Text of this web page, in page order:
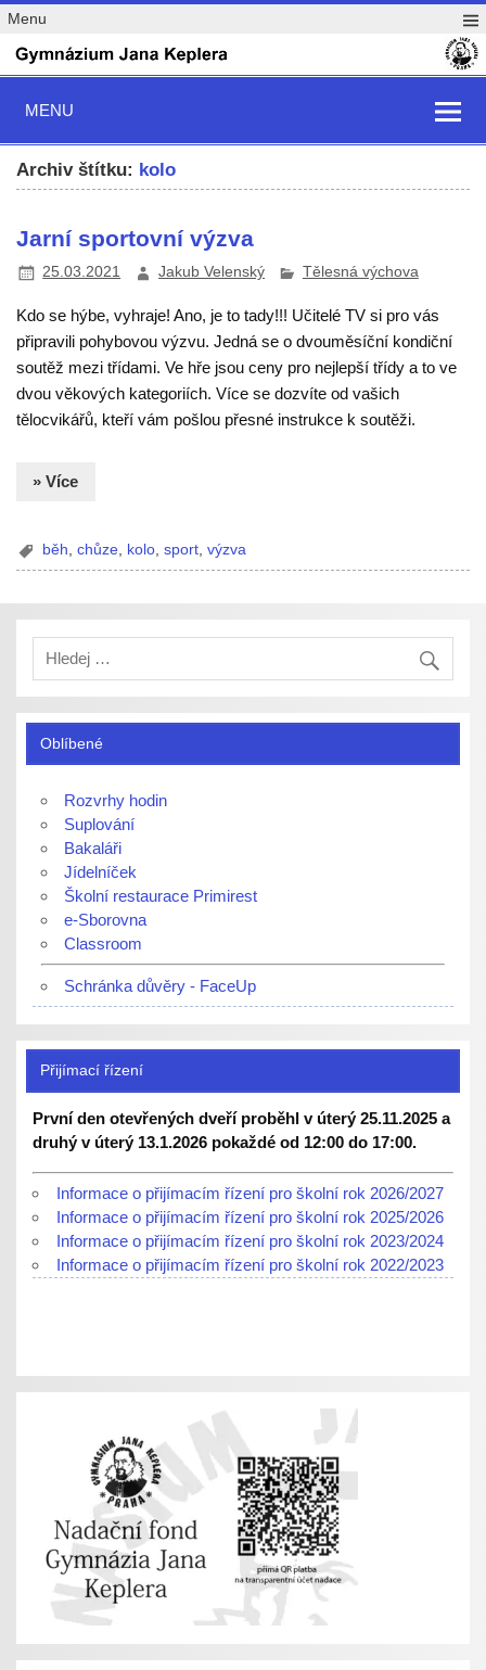
Menu
MENU
Archiv štítku: kolo
Jarní sportovní výzva
25.03.2021 Jakub Velenský Tělesná výchova
Kdo se hýbe, vyhraje! Ano, je to tady!!! Učitelé TV si pro vás
připravili pohybovou výzvu. Jedná se o dvouměsíční kondiční
soutěž mezi třídami. Ve hře jsou ceny pro nejlepší třídy a to ve
dvou věkových kategoriích. Více se dozvíte od vašich
tělocvikářů, kteří vám pošlou přesné instrukce k soutěži.
» Více
běh ,chůze kolo ,sport ,výzva
Oblíbené
Rozvrhy hodin
Suplování
Bakaláři
Jídelníček
Školní restaurace Primirest
e-Sborovna
Classroom
Schránka důvěry - FaceUp
Přijímací řízení
První den otevřených dveří proběhl v úterý 25.11.2025 a
druhý v úterý 13.1.2026 pokaždé od 12:00 do 17:00.
Informace o přijímacím řízení pro školní rok 2026/2027
Informace o přijímacím řízení pro školní rok 2025/2026
Informace o přijímacím řízení pro školní rok 2023/2024
Informace o přijímacím řízení pro školní rok 2022/2023